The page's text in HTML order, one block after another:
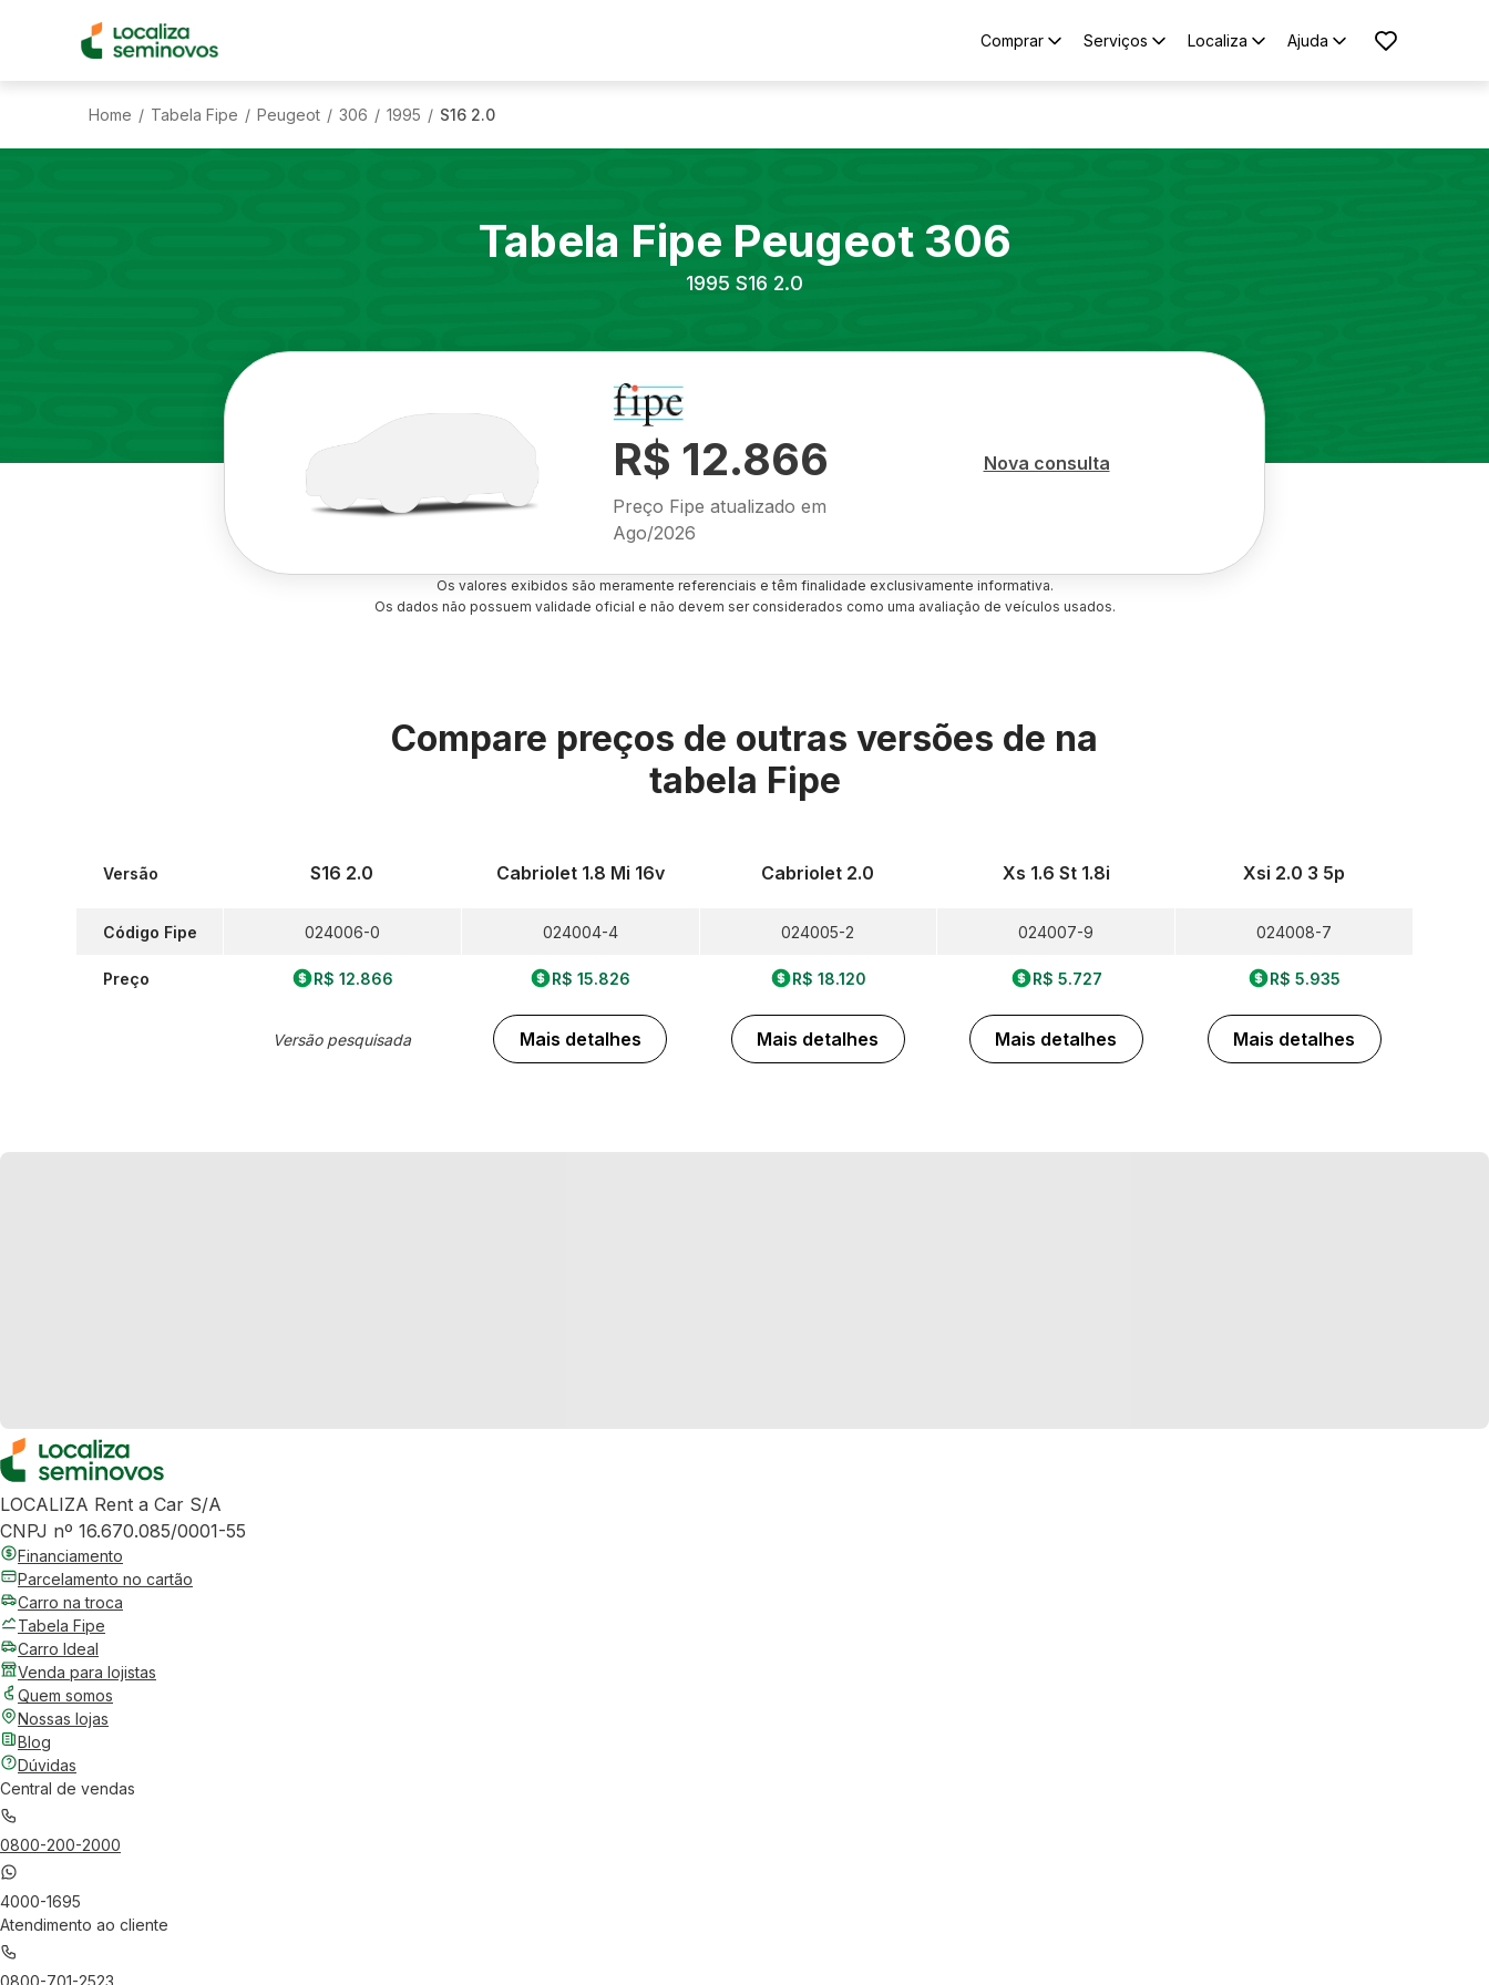
Comprar Serviços Localiza Ajuda
Home / Tabela Fipe / Peugeot / 306 / 1995 / S16 2.0
Tabela Fipe Peugeot 306
1995 S16 2.0
R$ 12.866
Preço Fipe atualizado em
Ago/2026
Nova consulta
Os valores exibidos são meramente referenciais e têm finalidade exclusivamente informativa.
Os dados não possuem validade oficial e não devem ser considerados como uma avaliação de veículos usados.
Compare preços de outras versões de na
tabela Fipe
Versão
Código Fipe
Preço
S16 2.0
024006-0
R$ 12.866
Versão pesquisada
Cabriolet 1.8 Mi 16v
024004-4
R$ 15.826
Mais detalhes
Cabriolet 2.0
024005-2
R$ 18.120
Mais detalhes
Xs 1.6 St 1.8i
024007-9
R$ 5.727
Mais detalhes
Xsi 2.0 3 5p
024008-7
R$ 5.935
Mais detalhes
LOCALIZA Rent a Car S/A
CNPJ nº 16.670.085/0001-55
Financiamento
Parcelamento no cartão
Carro na troca
Tabela Fipe
Carro Ideal
Venda para lojistas
Quem somos
Nossas lojas
Blog
Dúvidas
Central de vendas
0800-200-2000
4000-1695
Atendimento ao cliente
0800-701-2523